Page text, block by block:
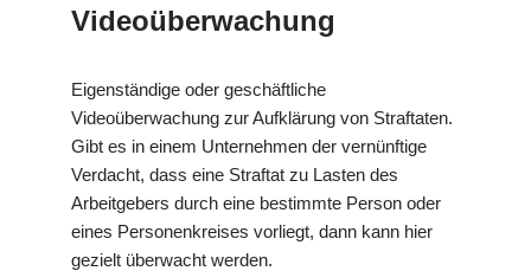
Videoüberwachung
Eigenständige oder geschäftliche
Videoüberwachung zur Aufklärung von Straftaten.
Gibt es in einem Unternehmen der vernünftige
Verdacht, dass eine Straftat zu Lasten des
Arbeitgebers durch eine bestimmte Person oder
eines Personenkreises vorliegt, dann kann hier
gezielt überwacht werden.